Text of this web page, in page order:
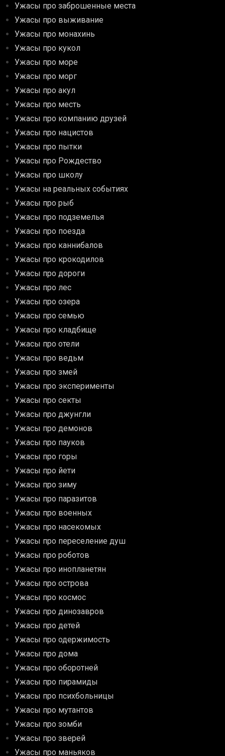
Ужасы про заброшенные места
Ужасы про выживание
Ужасы про монахинь
Ужасы про кукол
Ужасы про море
Ужасы про морг
Ужасы про акул
Ужасы про месть
Ужасы про компанию друзей
Ужасы про нацистов
Ужасы про пытки
Ужасы про Рождество
Ужасы про школу
Ужасы на реальных событиях
Ужасы про рыб
Ужасы про подземелья
Ужасы про поезда
Ужасы про каннибалов
Ужасы про крокодилов
Ужасы про дороги
Ужасы про лес
Ужасы про озера
Ужасы про семью
Ужасы про кладбище
Ужасы про отели
Ужасы про ведьм
Ужасы про змей
Ужасы про эксперименты
Ужасы про секты
Ужасы про джунгли
Ужасы про демонов
Ужасы про пауков
Ужасы про горы
Ужасы про йети
Ужасы про зиму
Ужасы про паразитов
Ужасы про военных
Ужасы про насекомых
Ужасы про переселение душ
Ужасы про роботов
Ужасы про инопланетян
Ужасы про острова
Ужасы про космос
Ужасы про динозавров
Ужасы про детей
Ужасы про одержимость
Ужасы про дома
Ужасы про оборотней
Ужасы про пирамиды
Ужасы про психбольницы
Ужасы про мутантов
Ужасы про зомби
Ужасы про зверей
Ужасы про маньяков